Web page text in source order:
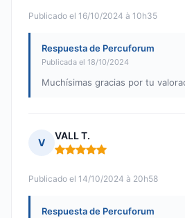
Publicado el 16/10/2024 à 10h35
Respuesta de Percuforum
Publicada el 18/10/2024
Muchísimas gracias por tu
V
VALL T.
Nota: 5 de 5
Publicado el 14/10/2024 à 20h58
Respuesta de Percuforum